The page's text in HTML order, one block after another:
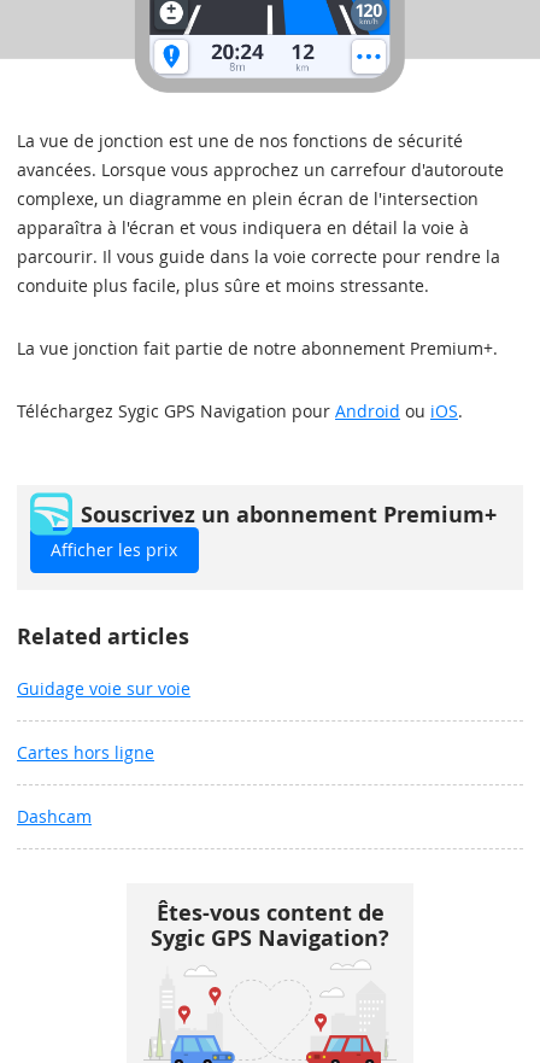
La vue de jonction est une de nos fonctions de sécurité
avancées. Lorsque vous approchez un carrefour d'autoroute
complexe, un diagramme en plein écran de l'intersection
apparaîtra à l'écran et vous indiquera en détail la voie à
parcourir. Il vous guide dans la voie correcte pour rendre la
conduite plus facile, plus sûre et moins stressante.
La vue jonction fait partie de notre abonnement Premium+.
Téléchargez Sygic GPS Navigation pour Android ou iOS.
Souscrivez un abonnement Premium+
Afficher les prix
Related articles
Guidage voie sur voie
Cartes hors ligne
Dashcam
Êtes-vous content de
Sygic GPS Navigation?